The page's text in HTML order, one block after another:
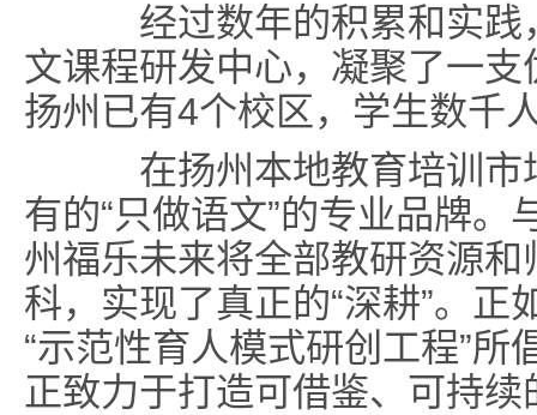
经过数年的积累和实践
文课程研发中心，凝聚了一
扬州已有4个校区，学生数千
在扬州本地教育培训市
有的“只做语文”的专业品牌
州福乐未来将全部教研资源
科，实现了真正的“深耕”。正
“示范性育人模式研创工程”
正致力于打造可借鉴、可持